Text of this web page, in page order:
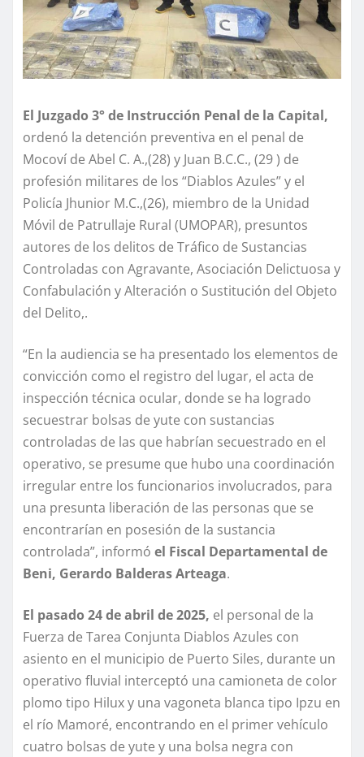
El Juzgado 3° de Instrucción Penal de la Capital,
ordenó la detención preventiva en el penal de
Mocoví de Abel C. A.,(28) y Juan B.C.C., (29 ) de
profesión militares de los “Diablos Azules” y el
Policía Jhunior M.C.,(26), miembro de la Unidad
Móvil de Patrullaje Rural (UMOPAR), presuntos
autores de los delitos de Tráfico de Sustancias
Controladas con Agravante, Asociación Delictuosa y
Confabulación y Alteración o Sustitución del Objeto
del Delito,.
“En la audiencia se ha presentado los elementos de
convicción como el registro del lugar, el acta de
inspección técnica ocular, donde se ha logrado
secuestrar bolsas de yute con sustancias
controladas de las que habrían secuestrado en el
operativo, se presume que hubo una coordinación
irregular entre los funcionarios involucrados, para
una presunta liberación de las personas que se
encontrarían en posesión de la sustancia
controlada”, informó el Fiscal Departamental de
Beni, Gerardo Balderas Arteaga.
El pasado 24 de abril de 2025, el personal de la
Fuerza de Tarea Conjunta Diablos Azules con
asiento en el municipio de Puerto Siles, durante un
operativo fluvial interceptó una camioneta de color
plomo tipo Hilux y una vagoneta blanca tipo Ipzu en
el río Mamoré, encontrando en el primer vehículo
cuatro bolsas de yute y una bolsa negra con